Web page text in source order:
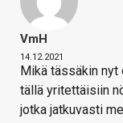
VmH
14.12.2021
Mikä tässäkin nyt
tällä yritettäisiin
jotka jatkuvasti